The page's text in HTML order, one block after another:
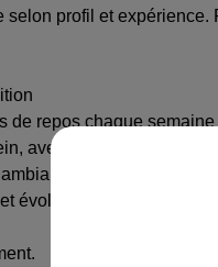
selon profil et
de repos chaque semaine
avec des chantiers
conviviale
évolutions possibles.